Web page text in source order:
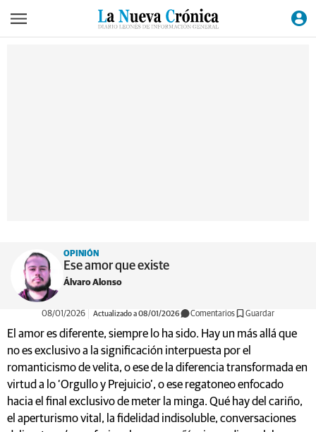
OPINIÓN
Ese amor que existe
Álvaro Alonso
08/01/2026 Actualizado a 08/01/2026 Comentarios Guardar
El amor es diferente, siempre lo ha sido. Hay un más allá que
no es exclusivo a la significación interpuesta por el
romanticismo de velita, o ese de la diferencia transformada en
virtud a lo ‘Orgullo y Prejuicio’, o ese regatoneo enfocado
hacia el final exclusivo de meter la minga. Qué hay del cariño,
el aperturismo vital, la fidelidad indisoluble, conversaciones